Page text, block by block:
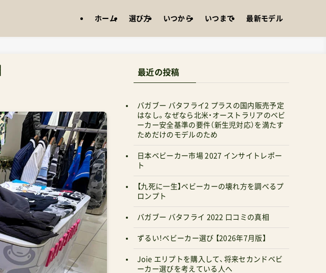
ホーム 選び方 いつから いつまで 最新モデル
最近の投稿
バガブー バタフライ2 プラスの国内販売予定
はなし。なぜなら北米・オーストラリアのベビ
ーカー安全基準の要件（新生児対応）を満たす
ためだけのモデルのため
日本ベビーカー市場 2027 インサイトレポー
ト
【九死に一生】ベビーカーの壊れ方を調べるプ
ロンプト
バガブー バタフライ 2022 口コミの真相
ずるい！ベビーカー選び 【2026年7月版】
Joie エリプトを購入して、将来セカンドベビ
ーカー選びを考えている人へ